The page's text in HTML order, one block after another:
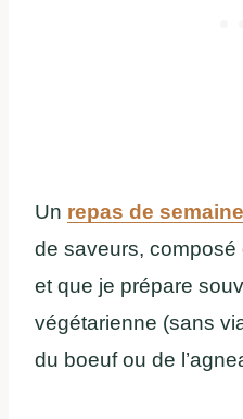
Un repas de semaine
de saveurs, composé
et que je prépare
végétarienne (sans
du boeuf ou de